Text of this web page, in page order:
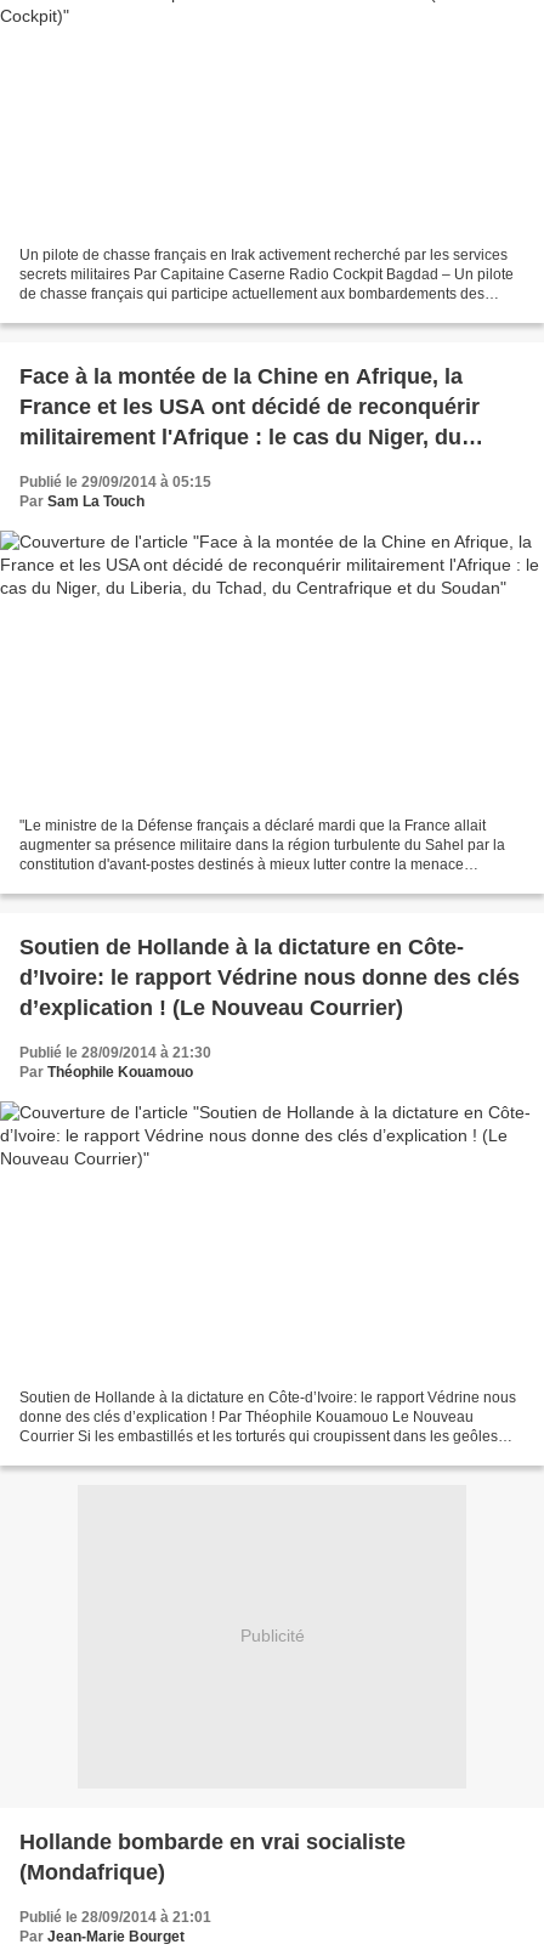
Un pilote de chasse français en Irak activement recherché par les services
secrets militaires Par Capitaine Caserne Radio Cockpit Bagdad – Un pilote
de chasse français qui participe actuellement aux bombardements des
Face à la montée de la Chine en Afrique, la
France et les USA ont décidé de reconquérir
militairement l'Afrique : le cas du Niger, du
Publié le 29/09/2014 à 05:15
Par Sam La Touch
"Le ministre de la Défense français a déclaré mardi que la France allait
augmenter sa présence militaire dans la région turbulente du Sahel par la
constitution d'avant-postes destinés à mieux lutter contre la menace
Soutien de Hollande à la dictature en Côte-
d’Ivoire: le rapport Védrine nous donne des clés
d’explication ! (Le Nouveau Courrier)
Publié le 28/09/2014 à 21:30
Par Théophile Kouamouo
Soutien de Hollande à la dictature en Côte-d’Ivoire: le rapport Védrine nous
donne des clés d’explication ! Par Théophile Kouamouo Le Nouveau
Courrier Si les embastillés et les torturés qui croupissent dans les geôles
Publicité
Hollande bombarde en vrai socialiste
(Mondafrique)
Publié le 28/09/2014 à 21:01
Par Jean-Marie Bourget